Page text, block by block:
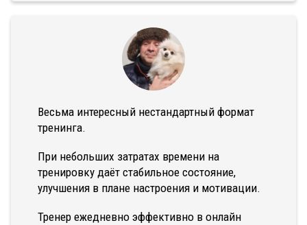
Весьма интересный нестандартный формат
тренинга.
При небольших затратах времени на
тренировку даёт стабильное состояние,
улучшения в плане настроения и мотивации.
Тренер ежедневно эффективно в онлайн